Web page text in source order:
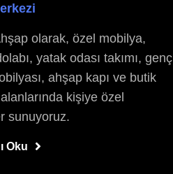
olarak, özel mobilya,
yatak odası takımı, genç
ahşap kapı ve butik
kişiye özel
sunuyoruz.
Oku